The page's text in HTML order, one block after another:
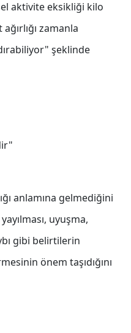
aktivite eksikliği kilo
zamanla
şeklinde
anlamına gelmediğini
uyuşma,
gibi belirtilerin
önem taşıdığını